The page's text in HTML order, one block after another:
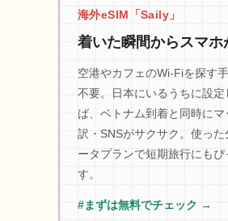
海外eSIM「Saily」
着いた瞬間からスマホ
空港やカフェのWi-Fiを探す
不要。日本にいるうちに設定
ば、ベトナム到着と同時にマ
訳・SNSがサクサク。使っ
ータプランで短期旅行にもぴ
す。
#まずは無料でチェック →